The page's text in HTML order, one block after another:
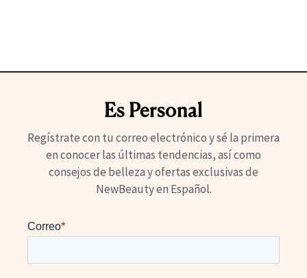
Es Personal
Regístrate con tu correo electrónico y sé la primera
en conocer las últimas tendencias, así como
consejos de belleza y ofertas exclusivas de
NewBeauty en Español.